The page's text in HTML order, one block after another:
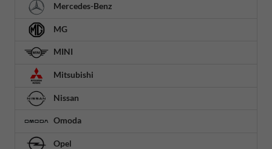
Mercedes-Benz
MG
MINI
Mitsubishi
Nissan
Omoda
Opel